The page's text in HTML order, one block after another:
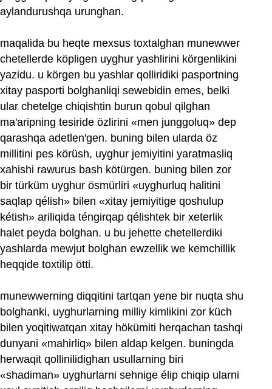
aylandurushqa urunghan.
maqalida bu heqte mexsus toxtalghan munewwer
chetellerde köpligen uyghur yashlirini körgenlikini
yazidu. u körgen bu yashlar qolliridiki pasportning
xitay pasporti bolghanliqi sewebidin emes, belki
ular chetelge chiqishtin burun qobul qilghan
ma'aripning tesiride özlirini «men junggoluq» dep
qarashqa adetlen'gen. buning bilen ularda öz
millitini pes körüsh, uyghur jemiyitini yaratmasliq
xahishi rawurus bash kötürgen. buning bilen zor
bir türküm uyghur ösmürliri «uyghurluq halitini
saqlap qélish» bilen «xitay jemiyitige qoshulup
kétish» ariliqida téngirqap qélishtek bir xeterlik
halet peyda bolghan. u bu jehette chetellerdiki
yashlarda mewjut bolghan ewzellik we kemchillik
heqqide toxtilip ötti.
munewwerning diqqitini tartqan yene bir nuqta shu
bolghanki, uyghurlarning milliy kimlikini zor küch
bilen yoqitiwatqan xitay hökümiti herqachan tashqi
dunyani «mahirliq» bilen aldap kelgen. buningda
herwaqit qollinilidighan usullarning biri
«shadiman» uyghurlarni sehnige élip chiqip ularni